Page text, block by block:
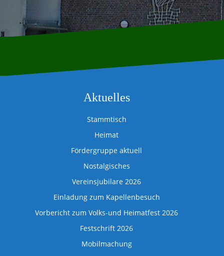
Aktuelles
Stammtisch
Heimat
Fördergruppe aktuell
Nostalgisches
Vereinsjubilare 2026
Einladung zum Kapellenbesuch
Vorbericht zum Volks-und Heimatfest 2026
Festschrift 2026
Mobilmachung